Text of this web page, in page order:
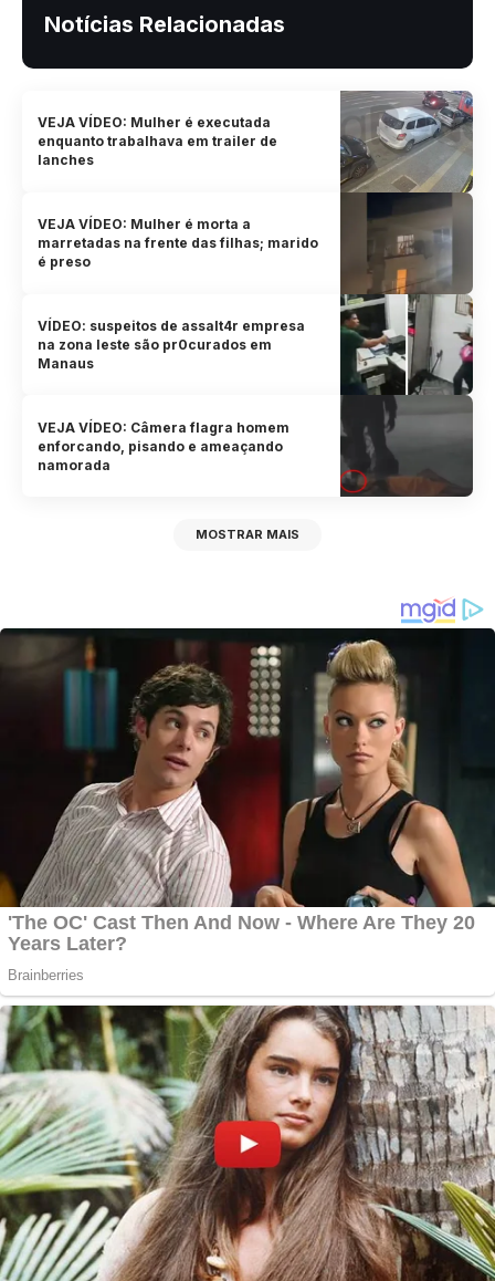
Notícias Relacionadas
VEJA VÍDEO: Mulher é executada
enquanto trabalhava em trailer de
lanches
VEJA VÍDEO: Mulher é morta a
marretadas na frente das filhas; marido
é preso
VÍDEO: suspeitos de assalt4r empresa
na zona leste são pr0curados em
Manaus
VEJA VÍDEO: Câmera flagra homem
enforcando, pisando e ameaçando
namorada
MOSTRAR MAIS